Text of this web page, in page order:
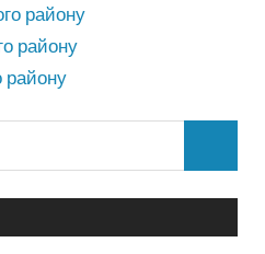
району
району
району